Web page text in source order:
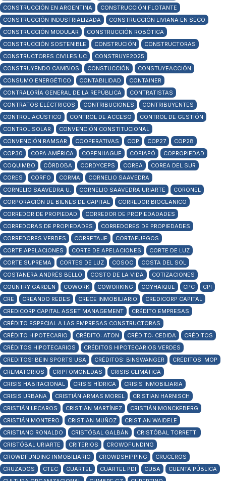
CONSTRUCCIÓN EN ARGENTINA
CONSTRUCCIÓN FLOTANTE
CONSTRUCCIÓN INDUSTRIALIZADA
CONSTRUCCIÓN LIVIANA EN SECO
CONSTRUCCIÓN MODULAR
CONSTRUCCIÓN ROBÓTICA
CONSTRUCCIÓN SOSTENIBLE
CONSTRUCIÓN
CONSTRUCTORAS
CONSTRUCTORES CIVILES UC
CONSTRUYE2025
CONSTRUYENDO CAMBIOS
CONSTUCCIÓN
CONSTUYEACCIÓN
CONSUMO ENERGÉTICO
CONTABILIDAD
CONTAINER
CONTRALORÍA GENERAL DE LA REPÚBLICA
CONTRATISTAS
CONTRATOS ELÉCTRICOS
CONTRIBUCIONES
CONTRIBUYENTES
CONTROL ACÚSTICO
CONTROL DE ACCESO
CONTROL DE GESTIÓN
CONTROL SOLAR
CONVENCIÓN CONSTITUCIONAL
CONVENCIÓN RAMSAR
COOPERATIVAS COP COP27
COP28
COP30
COPA AMÉRICA COPENHAGUE COPIAPÓ
COPROPIEDAD
COQUIMBO
CÓRDOBA CORDYCEPS COREA
COREA DEL SUR
CORES
CORFO CORMA
CORNELIO SAAVEDRA
CORNELIO SAAVEDRA U.
CORNELIO SAAVEDRA URIARTE
CORONEL
CORPORACIÓN DE BIENES DE CAPITAL
CORREDOR BIOCEANICO
CORREDOR DE PROPIEDAD
CORREDOR DE PROPIEDADADES
CORREDORAS DE PROPIEDADES
CORREDORES DE PROPIEDADES
CORREDORES VERDES
CORRETAJE
CORTAFUEGOS
CORTE APELACIONES
CORTE DE APELACIONES
CORTE DE LUZ
CORTE SUPREMA
CORTES DE LUZ COSOC
COSTA DEL SOL
COSTANERA ANDRÉS BELLO
COSTO DE LA VIDA
COTIZACIONES
COUNTRY GARDEN
COWORK COWORKING COYHAIQUE CPC
CPI
CRE
CREANDO REDES CRECE INMOBILIARIO
CREDICORP CAPITAL
CREDICORP CAPITAL ASSET MANAGEMENT
CRÉDITO EMPRESAS
CRÉDITO ESPECIAL A LAS EMPRESAS CONSTRUCTORAS
CRÉDITO HIPOTECARIO
CRÉDITO: ATON CRÉDITO: CEDIDA
CRÉDITOS
CRÉDITOS HIPOTECARIOS
CRÉDITOS HIPOTECARIOS VERDES
CREDITOS: BEIN SPORTS USA
CRÉDITOS: BINSWANGER
CRÉDITOS: MOP
CREMATORIOS
CRIPTOMONEDAS
CRISIS CLIMÁTICA
CRISIS HABITACIONAL
CRISIS HÍDRICA
CRISIS INMOBILIARIA
CRISIS URBANA
CRISTIÁN ARMAS MOREL
CRISTIAN HARNISCH
CRISTIÁN LECAROS
CRISTIÁN MARTÍNEZ
CRISTIÁN MONCKEBERG
CRISTIÁN MONTERO
CRISTIAN MUÑOZ
CRISTIAN WAIDELE
CRISTIANO RONALDO
CRISTÓBAL GALBÁN
CRISTÓBAL TORRETTI
CRISTÓBAL URIARTE
CRITERIOS
CROWDFUNDING
CROWDFUNDING INMOBILIARIO
CROWDSHIPPING
CRUCEROS
CRUZADOS
CTEC CUARTEL CUARTEL PDI CUBA
CUENTA PÚBLICA